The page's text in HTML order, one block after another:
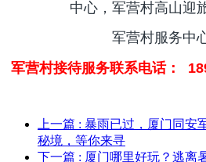
军营村服务中
军营村接待服务联系电话：
上一篇 : 暴雨已过，厦门同安
秘境，等你来寻
下一篇 : 厦门哪里好玩？逃离